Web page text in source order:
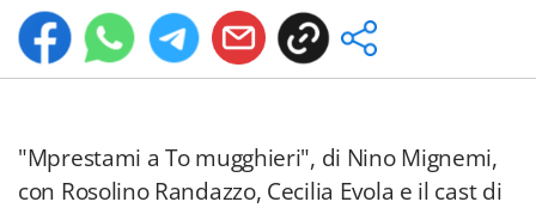
"Mprestami a To mugghieri", di Nino Mignemi,
con Rosolino Randazzo, Cecilia Evola e il cast di